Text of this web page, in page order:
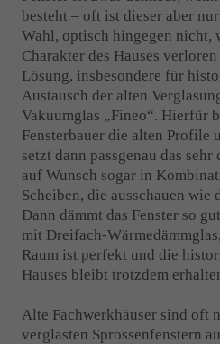
Drop us a line
info@yourdomain.com
About us
Lorem ipsum dolor sit amet,
elit.
Aenean commodo ligula eget
sociis natoque penatibus et
nascetur ridiculus mus. Donec
besteht – oft ist dieser aber
Wahl, optisch hingegen nicht,
Charakter des Hauses
Lösung, insbesondere für
Austausch der alten
Vakuumglas „Fineo“. Hierfür
Fensterbauer die alten Profile
setzt dann passgenau das
auf Wunsch sogar in
Scheiben, die ausschauen wie
Dann dämmt das Fenster so
mit Dreifach-
Raum ist perfekt und die
Hauses bleibt trotzdem
Alte Fachwerkhäuser sind oft
verglasten Sprossenfenstern